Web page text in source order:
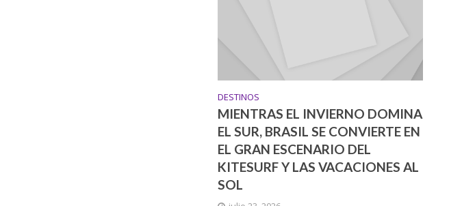
DESTINOS
MIENTRAS EL INVIERNO DOMINA
EL SUR, BRASIL SE CONVIERTE EN
EL GRAN ESCENARIO DEL
KITESURF Y LAS VACACIONES AL
SOL